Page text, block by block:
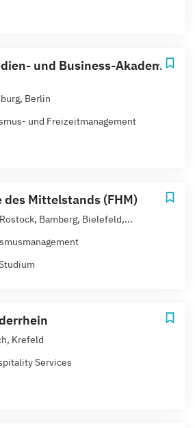
und Business-Akademie
Berlin
und Freizeitmanagement
des Mittelstands (FHM)
Bamberg, Bielefeld,...
Krefeld
Services